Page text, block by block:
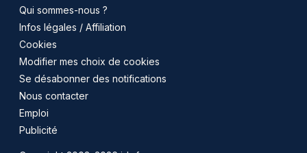
Qui sommes-nous ?
Infos légales / Affiliation
Cookies
Modifier mes choix de cookies
Se désabonner des notifications
Nous contacter
Emploi
Publicité